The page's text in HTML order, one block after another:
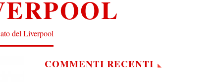
del Liverpool
COMMENTI RECENTI